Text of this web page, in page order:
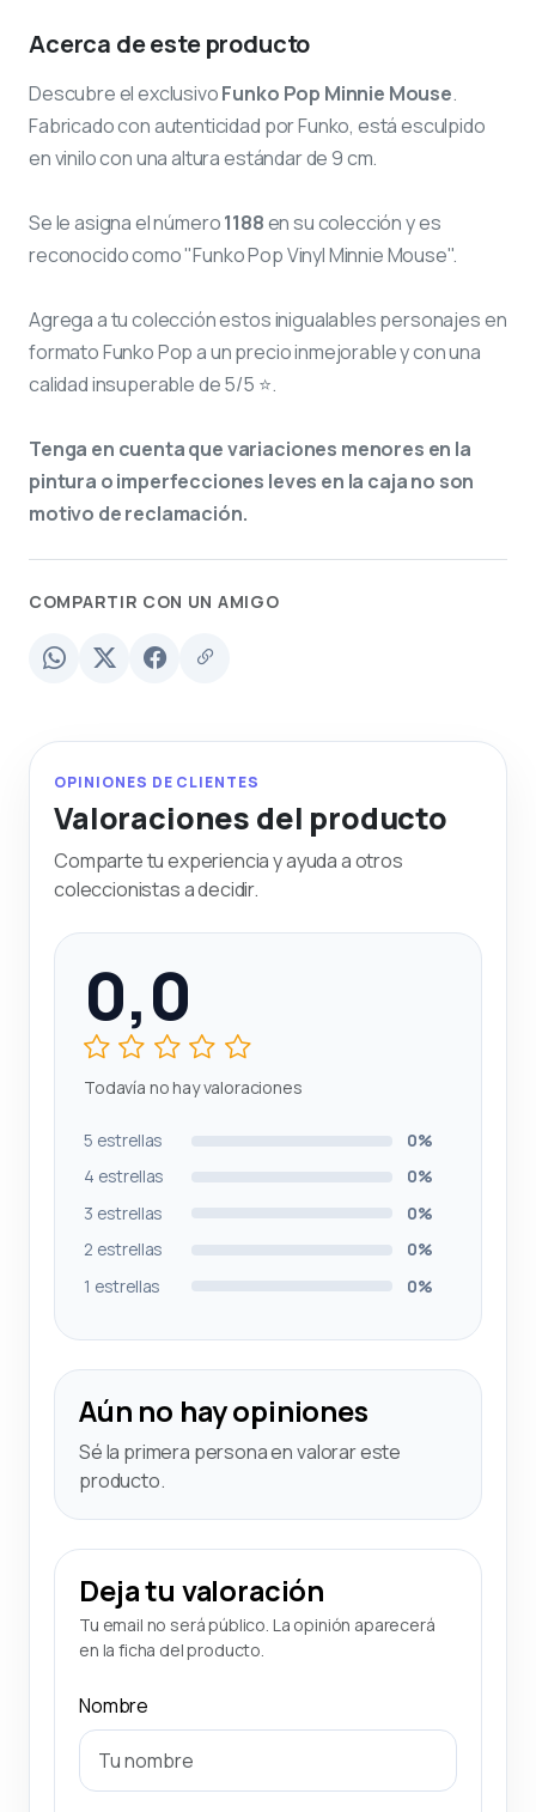
Acerca de este producto
Descubre el exclusivoFunko Pop Minnie Mouse.
Fabricado con autenticidad por Funko, está esculpido
en vinilo con una altura estándar de 9 cm.
Se le asigna el número1188en su colección y es
reconocido como "Funko Pop Vinyl Minnie Mouse".
Agrega a tu colección estos inigualables personajes en
formato Funko Pop a un precio inmejorable y con una
calidad insuperable de 5/5 ⭐.
Tenga en cuenta que variaciones menores en la
pintura o imperfecciones leves en la caja no son
motivo de reclamación.
COMPARTIR CON UN AMIGO
OPINIONES DE CLIENTES
Valoraciones del producto
Comparte tu experiencia y ayuda a otros
coleccionistas a decidir.
0,0
Todavía no hay valoraciones
5 estrellas
0%
4 estrellas
0%
3 estrellas
0%
2 estrellas
0%
1 estrellas
0%
Aún no hay opiniones
Sé la primera persona en valorar este
producto.
Deja tu valoración
Tu email no será público. La opinión aparecerá
en la ficha del producto.
Nombre